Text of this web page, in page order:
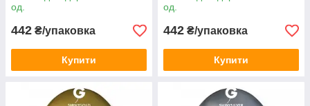
од.
442 ₴/упаковка
Купити
од.
442 ₴/упаковка
Купити